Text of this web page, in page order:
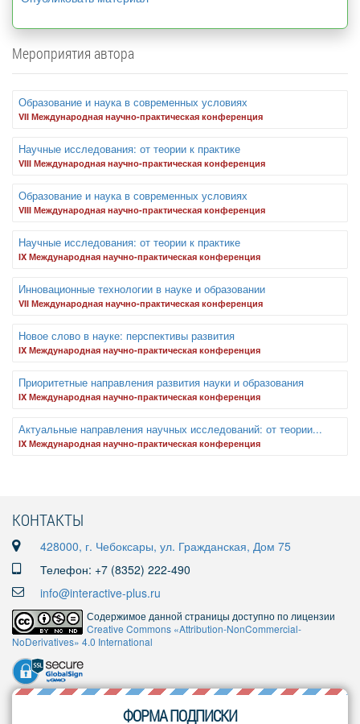
Мероприятия автора
Образование и наука в современных условиях
VII Международная научно-практическая конференция
Научные исследования: от теории к практике
VIII Международная научно-практическая конференция
Образование и наука в современных условиях
VIII Международная научно-практическая конференция
Научные исследования: от теории к практике
IX Международная научно-практическая конференция
Инновационные технологии в науке и образовании
VII Международная научно-практическая конференция
Новое слово в науке: перспективы развития
IX Международная научно-практическая конференция
Приоритетные направления развития науки и образования
IX Международная научно-практическая конференция
Актуальные направления научных исследований: от теории...
IX Международная научно-практическая конференция
КОНТАКТЫ
428000, г. Чебоксары, ул. Гражданская, Дом 75
Телефон: +7 (8352) 222-490
info@interactive-plus.ru
Содержимое данной страницы доступно по лицензии
Creative Commons «Attribution-NonCommercial-
NoDerivatives» 4.0 International
ФОРМА ПОДПИСКИ